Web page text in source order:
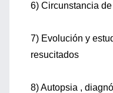
6) Circunstancia
7) Evolución y
resucitados
8) Autopsia ,